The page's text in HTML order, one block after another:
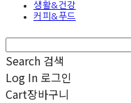
생활&건강
커피&푸드
Search 검색
Log In 로그인
Cart장바구니